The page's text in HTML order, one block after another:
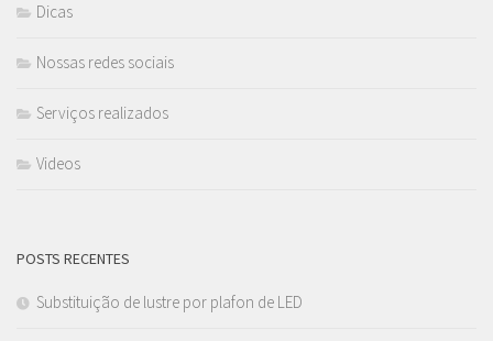
Dicas
Nossas redes sociais
Serviços realizados
Videos
POSTS RECENTES
Substituição de lustre por plafon de LED